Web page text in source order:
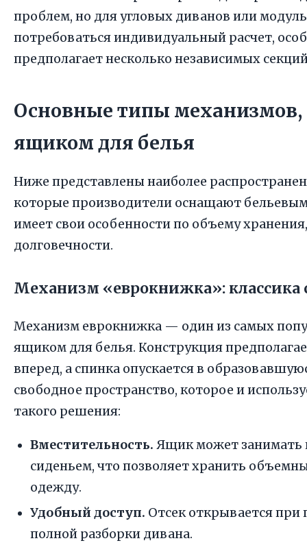
проблем, но для угловых диванов или
потребоваться индивидуальный расчет,
предполагает несколько независимых
Основные типы механизмов,
ящиком для белья
Ниже представлены наиболее
которые производители оснащают
имеет свои особенности по объему
долговечности.
Механизм «еврокнижка»: классика
Механизм еврокнижка — один из самых
ящиком для белья. Конструкция
вперед, а спинка опускается в
свободное пространство, которое и
такого решения:
Вместительность. Ящик может занимать
сиденьем, что позволяет хранить
одежду.
Удобный доступ. Отсек открывается при
полной разборки дивана.